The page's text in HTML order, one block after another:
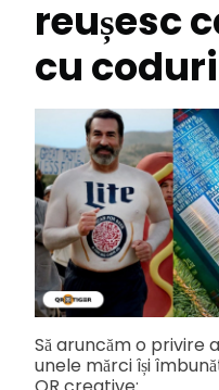
reușesc
cu
Să aruncăm o privire
unele mărci își